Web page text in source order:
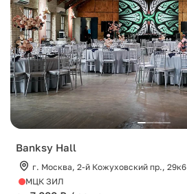
Banksy Hall
г. Москва, 2-й Кожуховский пр., 29к6
МЦК ЗИЛ